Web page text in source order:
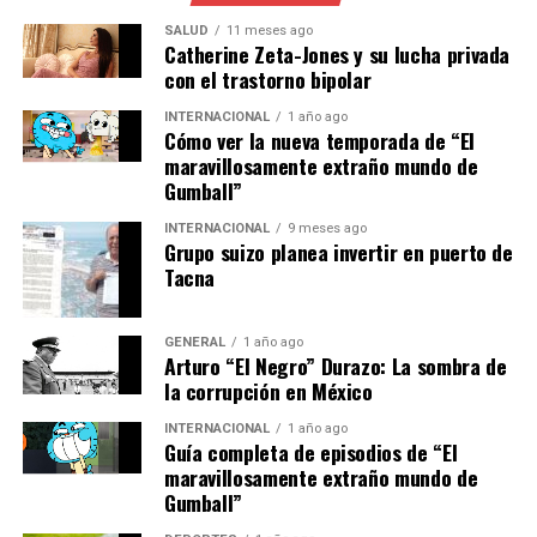
implementan estas
tecnologías de manera
efectiva”.
En comparación con otros países europeos, España ha
avanzado rápidamente en la adopción de tecnología
verde. Alemania, por ejemplo, ha sido un pionero en
energía solar, pero enfrenta desafíos con la
dependencia del carbón. Mientras tanto, Francia se
centra en la energía nuclear como su principal fuente
de energía limpia.
Implicaciones y Futuro del
Sector Energético
La transición hacia tecnologías avanzadas no solo tiene
SALUD 11 meses ago
Catherine Zeta-Jones y su lucha privada
con el trastorno bipolar
INTERNACIONAL 1 año ago
Cómo ver la nueva temporada de “El
maravillosamente extraño mundo de
Gumball”
INTERNACIONAL 9 meses ago
Grupo suizo planea invertir en puerto de
Tacna
GENERAL 1 año ago
Arturo “El Negro” Durazo: La sombra de
la corrupción en México
INTERNACIONAL 1 año ago
Guía completa de episodios de “El
maravillosamente extraño mundo de
Gumball”